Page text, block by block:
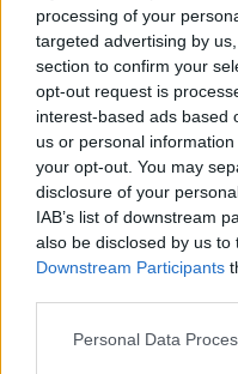
processing of your
targeted advertising by
section to confirm your
opt-out request is
interest-based ads based
us or personal
your opt-out. You may
disclosure of your
IAB’s list of downstream
also be disclosed by us to
Downstream Participants
Personal Data
Kulcsjátékosok nélkül
Csíkszereda ellen
10:24
Aranyérmek
Godako
09:46
A tengerparton játszik
szombati sportműsor
23:18
Látványos meccs
fordulóját (videóval)